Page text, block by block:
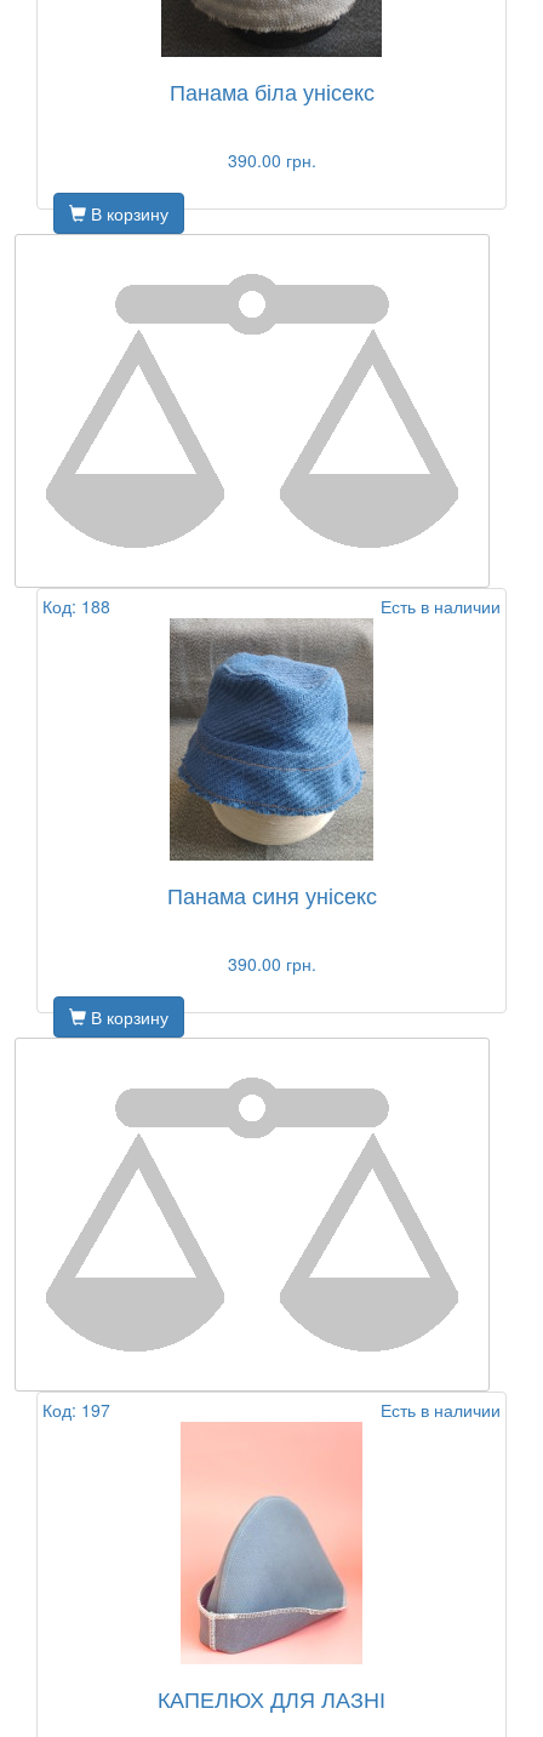
Панама біла унісекс
390.00 грн.
В корзину
Код: 188 Есть в наличии
Панама синя унісекс
390.00 грн.
В корзину
Код: 197 Есть в наличии
КАПЕЛЮХ ДЛЯ ЛАЗНІ